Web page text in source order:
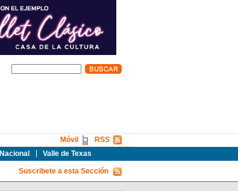
Nacional Valle de Texas
RSS
Móvil
Suscribete a esta Sección